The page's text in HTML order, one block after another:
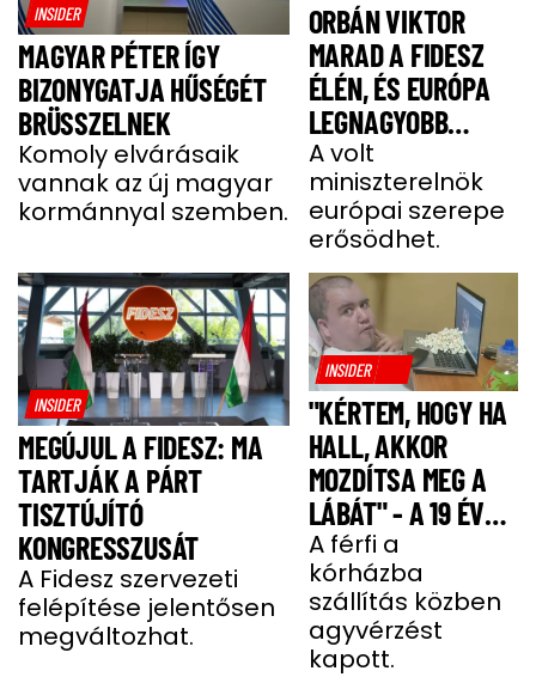
INSIDER
MAGYAR PÉTER ÍGY
BIZONYGATJA HŰSÉGÉT
BRÜSSZELNEK
Komoly elvárásaik
vannak az új magyar
kormánnyal szemben.
ORBÁN VIKTOR
MARAD A FIDESZ
ÉLÉN, ÉS EURÓPA
LEGNAGYOBB
JOBBOLDALI
SZÖVETSÉGÉT
ÉPÍTI TOVÁBB
A volt
miniszterelnök
európai szerepe
erősödhet.
INSIDER
MEGÚJUL A FIDESZ: MA
TARTJÁK A PÁRT
TISZTÚJÍTÓ
KONGRESSZUSÁT
A Fidesz szervezeti
felépítése jelentősen
megváltozhat.
INSIDER
"KÉRTEM, HOGY HA
HALL, AKKOR
MOZDÍTSA MEG A
LÁBÁT" - A 19 ÉVES
BENCE HÓNAPOKIG
KÓMÁBAN FEKÜDT
A BALESETE UTÁN
A férfi a
kórházba
szállítás közben
agyvérzést
kapott.